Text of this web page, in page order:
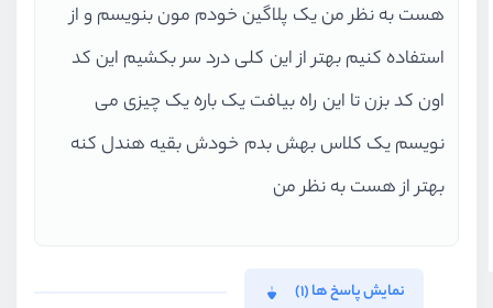
هست به نظر من یک پلاگین خودم مون بنویسم و از
استفاده کنیم بهتر از این کلی درد سر بکشیم این کد
اون کد بزن تا این راه بیافت یک باره یک چیزی می
نویسم یک کلاس بهش بدم خودش بقیه هندل کنه
بهتر از هست به نظر من
نمایش پاسخ ها (1)